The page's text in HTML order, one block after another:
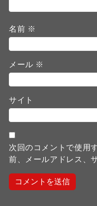
名前 ※
メール ※
サイト
次回のコメントで使用
前、メールアドレス、